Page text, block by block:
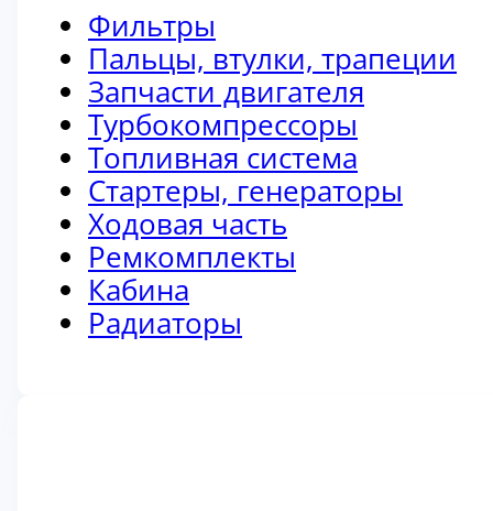
Фильтры
Пальцы, втулки, трапеции
Запчасти двигателя
Турбокомпрессоры
Топливная система
Стартеры, генераторы
Ходовая часть
Ремкомплекты
Кабина
Радиаторы